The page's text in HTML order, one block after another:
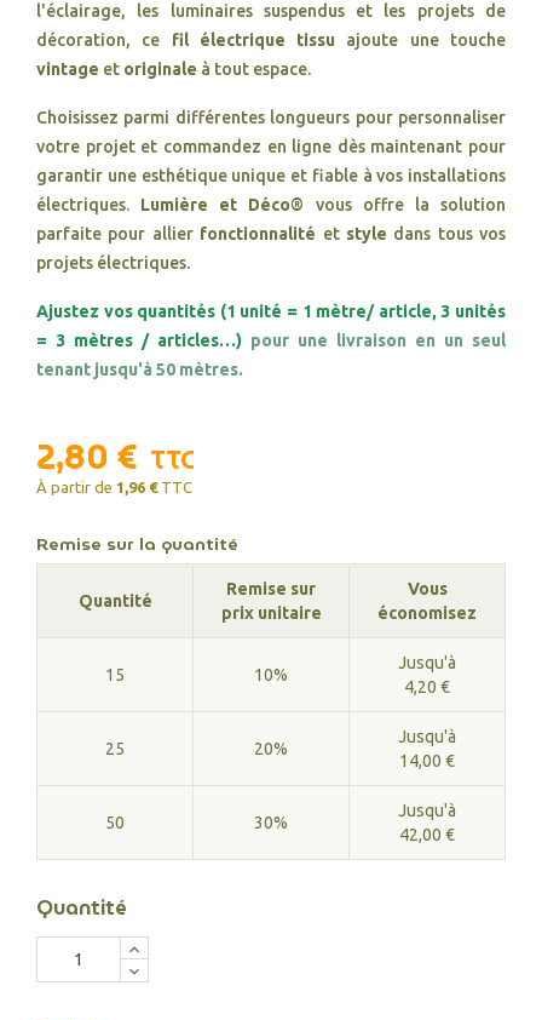
l'éclairage, les luminaires suspendus et les projets de
décoration, ce fil électrique tissu ajoute une touche
vintage et originale à tout espace.
Choisissez parmi différentes longueurs pour personnaliser
votre projet et commandez en ligne dès maintenant pour
garantir une esthétique unique et fiable à vos installations
électriques. Lumière et Déco® vous offre la solution
parfaite pour allier fonctionnalité et style dans tous vos
projets électriques.
Ajustez vos quantités (1 unité = 1 mètre/ article, 3 unités
= 3 mètres / articles…) pour une livraison en un seul
tenant jusqu'à 50 mètres.
2,80 € TTC
À partir de 1,96 € TTC
Remise sur la quantité
Quantité
Remise sur
prix unitaire
Vous
économisez
15 10%
Jusqu'à
4,20 €
25 20%
Jusqu'à
14,00 €
50 30%
Jusqu'à
42,00 €
Quantité